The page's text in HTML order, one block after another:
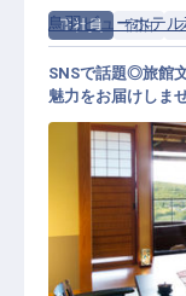
正社員 宿泊
フロント│20
鳥羽ビューホテ
SNSで話題◎旅館
魅力をお届けしま